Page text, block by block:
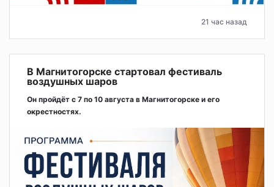
21 час назад
В Магнитогорске стартовал фестиваль
воздушных шаров
Он пройдёт с 7 по 10 августа в Магнитогорске и его
окрестностях.